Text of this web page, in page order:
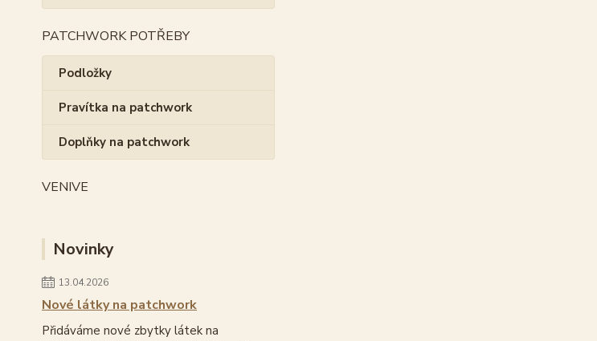
PATCHWORK POTŘEBY
Podložky
Pravítka na patchwork
Doplňky na patchwork
VENIVE
Novinky
13.04.2026
Nové látky na patchwork
Přidáváme nové zbytky látek na